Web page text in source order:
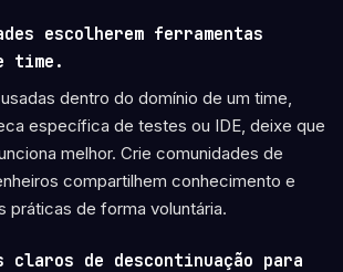
escolherem ferramentas
time.
dentro do domínio de um time,
específica de testes ou IDE, deixe que
melhor. Crie comunidades de
compartilhem conhecimento e
práticas de forma voluntária.
claros de descontinuação para